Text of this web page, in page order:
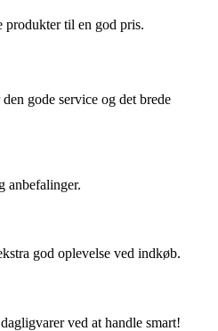
produkter til en god pris.
gode service og det brede
anbefalinger.
god oplevelse ved indkøb.
ved at handle smart!